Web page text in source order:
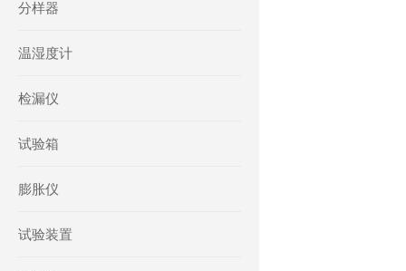
分样器
温湿度计
检漏仪
试验箱
膨胀仪
试验装置